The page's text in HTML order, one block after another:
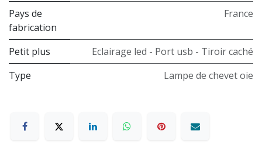
Pays de
fabrication
France
Petit plus
Eclairage led - Port usb - Tiroir caché
Type
Lampe de chevet oie